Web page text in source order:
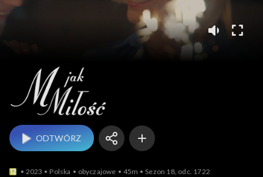
ODTWÓRZ
2023 Polska obyczajowe 45m Sezon 18, odc. 1722